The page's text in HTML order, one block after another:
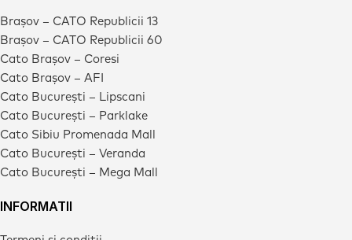
Brașov – CATO Republicii 13
Brașov – CATO Republicii 60
Cato Brașov – Coresi
Cato Brașov – AFI
Cato București – Lipscani
Cato București – Parklake
Cato Sibiu Promenada Mall
Cato București – Veranda
Cato București – Mega Mall
INFORMATII